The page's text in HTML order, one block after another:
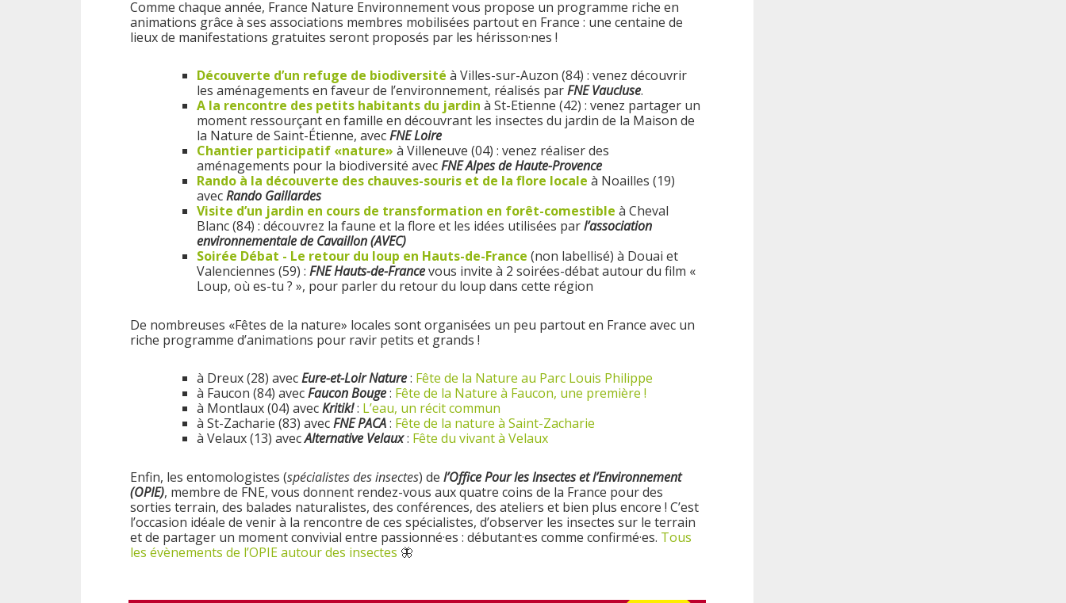
Comme chaque année, France Nature Environnement vous propose un programme riche en
animations grâce à ses associations membres mobilisées partout en France : une centaine de
lieux de manifestations gratuites seront proposés par les hérisson·nes !
Découverte d’un refuge de biodiversité à Villes-sur-Auzon (84) : venez découvrir
les aménagements en faveur de l’environnement, réalisés parFNE Vaucluse.
A la rencontre des petits habitants du jardin à St-Etienne (42) : venez partager un
moment ressourçant en famille en découvrant les insectes du jardin de la Maison de
la Nature de Saint-Étienne, avecFNE Loire
Chantier participatif «nature» à Villeneuve (04) : venez réaliser des
aménagements pour la biodiversité avecFNE Alpes de Haute-Provence
Rando à la découverte des chauves-souris et de la flore locale à Noailles (19)
avecRando Gaillardes
Visite d’un jardin en cours de transformation en forêt-comestible à Cheval
Blanc (84) : découvrez la faune et la flore et les idées utilisées parl’association
environnementale de Cavaillon (AVEC)
Soirée Débat - Le retour du loup en Hauts-de-France (non labellisé) à Douai et
Valenciennes (59) : FNE Hauts-de-Francevous invite à 2 soirées-débat autour du film «
Loup, où es-tu ? », pour parler du retour du loup dans cette région
De nombreuses «Fêtes de la nature» locales sont organisées un peu partout en France avec un
riche programme d’animations pour ravir petits et grands !
à Dreux (28) avecEure-et-Loir Nature: Fête de la Nature au Parc Louis Philippe
à Faucon (84) avecFaucon Bouge: Fête de la Nature à Faucon, une première !
à Montlaux (04) avecKritik!: L’eau, un récit commun
à St-Zacharie (83) avecFNE PACA: Fête de la nature à Saint-Zacharie
à Velaux (13) avecAlternative Velaux: Fête du vivant à Velaux
Enfin, les entomologistes (spécialistes des insectes) de l’Office Pour les Insectes et l’Environnement
(OPIE), membre de FNE, vous donnent rendez-vous aux quatre coins de la France pour des
sorties terrain, des balades naturalistes, des conférences, des ateliers et bien plus encore ! C’est
l’occasion idéale de venir à la rencontre de ces spécialistes, d’observer les insectes sur le terrain
et de partager un moment convivial entre passionné·es : débutant·es comme confirmé·es. Tous
les évènements de l’OPIE autour des insectes 🦋